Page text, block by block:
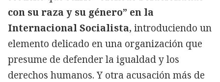
con su raza y su género” en la
Internacional Socialista, introduciendo un
elemento delicado en una organización que
presume de defender la igualdad y los
derechos humanos. Y otra acusación más de